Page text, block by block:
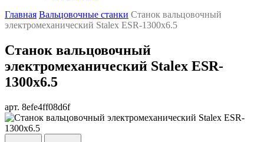
Главная Вальцовочные станки Станок вальцовочный
электромеханический Stalex ESR-1300x6.5
Станок вальцовочный
электромеханический Stalex ESR-
1300x6.5
арт. 8efe4ff08d6f